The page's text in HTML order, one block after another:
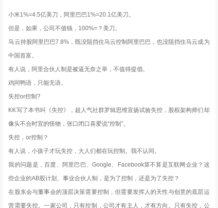
小米1%=4.5亿美刀，阿里巴巴1%=20.1亿美刀。
但是，如果，公司不值钱，100%=？美刀。
马云持股阿里巴巴7.8%，既没阻挡住马云控制阿里巴巴，也没阻挡住马云成为
中国首富。
有人说，阿里合伙人制是被逼无奈之举，不值得提倡。
鸡同鸭语，只能无语。
失控or控制?
KK写了本书叫《失控》，超人气社群罗辑思维宣扬试验失控，股权架构师们却
像头不合时宜的怪物，张口闭口喜爱说“控制”。
失控，or控制？
有人说，小孩子才玩失控，大人们都在玩控制。我不认同。
我的问题是，百度、阿里巴巴、Google、Facebook算不算是互联网企业？这
些企业的AB股计划、事业合伙人制，是为了控制，还是为了失控？
在股东会与董事会的顶层决策需要控制，但需要发挥人的天性与创意的底层运
营需要失控。一家公司，只有控制，公司才有主人，才有方向。只有失控，公